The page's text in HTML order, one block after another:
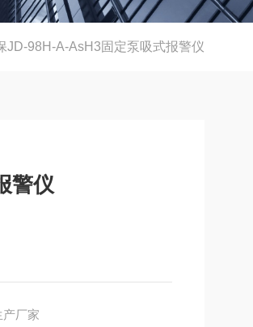
JD-98H-A-AsH3固定泵吸式报警仪
警仪
产厂家